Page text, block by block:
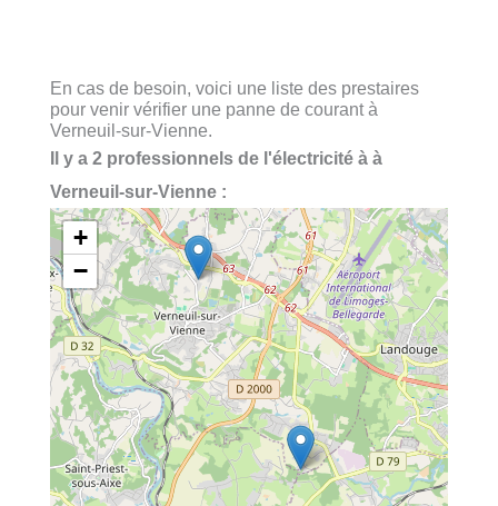
En cas de besoin, voici une liste des prestaires
pour venir vérifier une panne de courant à
Verneuil-sur-Vienne.
Il y a 2 professionnels de l'électricité à à
Verneuil-sur-Vienne :
+
−